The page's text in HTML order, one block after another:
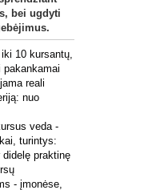
bei ugdyti
10 kursantų,
reali
nuo
veda -
turintys:
praktinę
- įmonėse,